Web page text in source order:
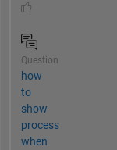
Question
how
to
show
process
when